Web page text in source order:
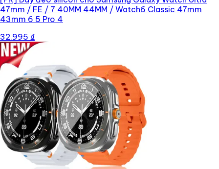
47mm / FE / 7 40MM 44MM / Watch6 Classic 47mm
43mm 6 5 Pro 4
32.995 ₫